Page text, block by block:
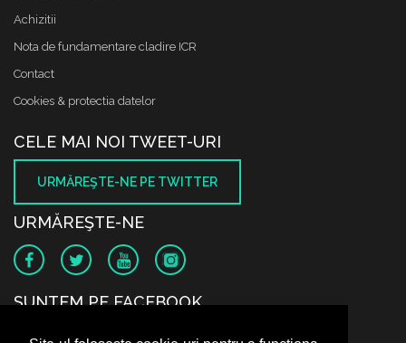
Achizitii
Nota de fundamentare cladire ICR
Contact
Cookies & protectia datelor
CELE MAI NOI TWEET-URI
URMĂREŞTE-NE PE TWITTER
URMĂREŞTE-NE
SUNTEM PE FACEBOOK